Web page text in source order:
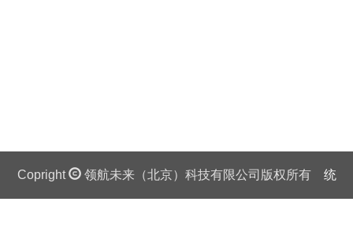
Copright 领航未来（北京）科技有限公司版权所有 统